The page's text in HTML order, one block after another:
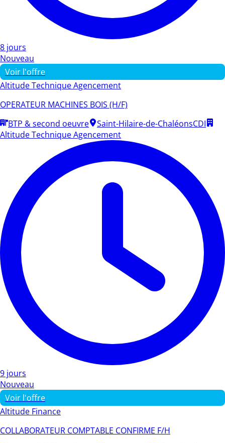
8 jours
Nouveau
Voir l'offre
Altitude Technique Agencement
OPERATEUR MACHINES BOIS (H/F)
BTP & second oeuvre
Saint-Hilaire-de-ChaléonsCDI
Altitude Technique Agencement
9 jours
Nouveau
Voir l'offre
Altitude Finance
COLLABORATEUR COMPTABLE CONFIRME F/H